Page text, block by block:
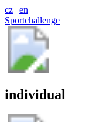
cz | en
Sportchallenge
individual